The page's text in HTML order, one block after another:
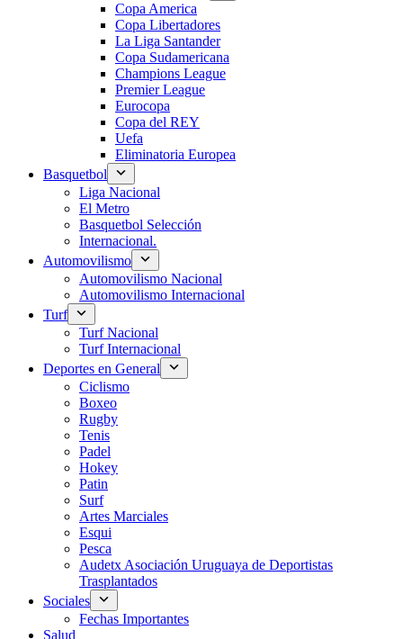
Copa America
Copa Libertadores
La Liga Santander
Copa Sudamericana
Champions League
Premier League
Eurocopa
Copa del REY
Uefa
Eliminatoria Europea
Basquetbol
Liga Nacional
El Metro
Basquetbol Selección
Internacional.
Automovilismo
Automovilismo Nacional
Automovilismo Internacional
Turf
Turf Nacional
Turf Internacional
Deportes en General
Ciclismo
Boxeo
Rugby
Tenis
Padel
Hokey
Patin
Surf
Artes Marciales
Esqui
Pesca
Audetx Asociación Uruguaya de Deportistas
Trasplantados
Sociales
Fechas Importantes
Salud